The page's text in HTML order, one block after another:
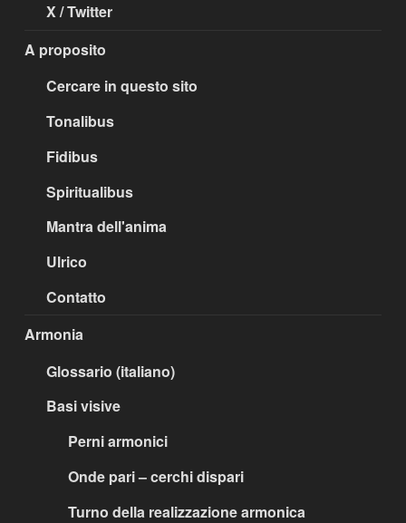
X / Twitter
A proposito
Cercare in questo sito
Tonalibus
Fidibus
Spiritualibus
Mantra dell'anima
Ulrico
Contatto
Armonia
Glossario (italiano)
Basi visive
Perni armonici
Onde pari – cerchi dispari
Turno della realizzazione armonica